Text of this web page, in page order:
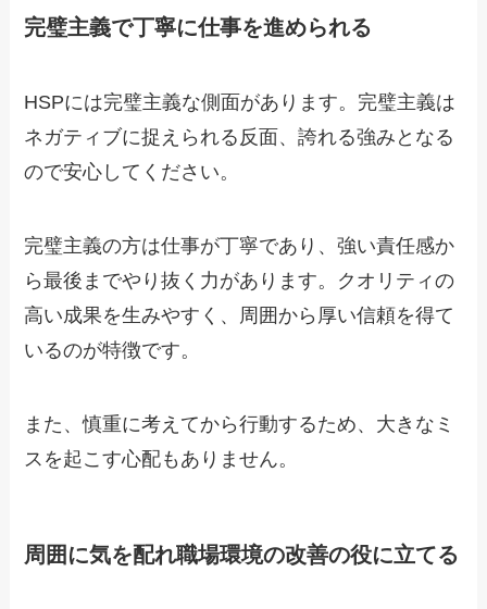
完璧主義で丁寧に仕事を進められる
HSPには完璧主義な側面があります。完璧主義は
ネガティブに捉えられる反面、誇れる強みとなる
ので安心してください。
完璧主義の方は仕事が丁寧であり、強い責任感か
ら最後までやり抜く力があります。クオリティの
高い成果を生みやすく、周囲から厚い信頼を得て
いるのが特徴です。
また、慎重に考えてから行動するため、大きなミ
スを起こす心配もありません。
周囲に気を配れ職場環境の改善の役に立てる